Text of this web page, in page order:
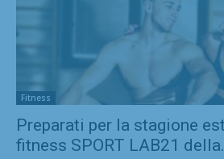
Fitness
Preparati per la stagione
fitness SPORT LAB21